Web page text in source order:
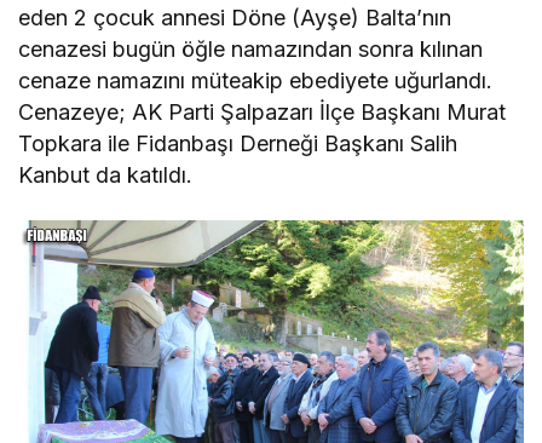
eden 2 çocuk annesi Döne (Ayşe) Balta’nın
cenazesi bugün öğle namazından sonra kılınan
cenaze namazını müteakip ebediyete uğurlandı.
Cenazeye; AK Parti Şalpazarı İlçe Başkanı Murat
Topkara ile Fidanbaşı Derneği Başkanı Salih
Kanbut da katıldı.